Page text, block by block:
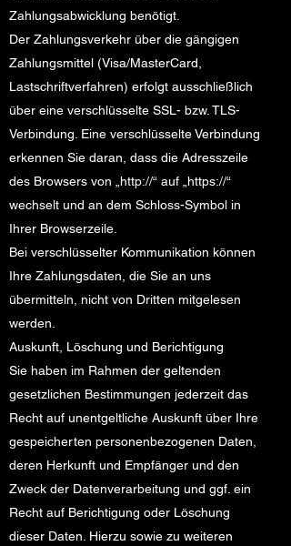
Zahlungsabwicklung benötigt.
Der Zahlungsverkehr über die gängigen
Zahlungsmittel (Visa/MasterCard,
Lastschriftverfahren) erfolgt ausschließlich
über eine verschlüsselte SSL- bzw. TLS-
Verbindung. Eine verschlüsselte Verbindung
erkennen Sie daran, dass die Adresszeile
des Browsers von „http://“ auf „https://“
wechselt und an dem Schloss-Symbol in
Ihrer Browserzeile.
Bei verschlüsselter Kommunikation können
Ihre Zahlungsdaten, die Sie an uns
übermitteln, nicht von Dritten mitgelesen
werden.
Auskunft, Löschung und Berichtigung
Sie haben im Rahmen der geltenden
gesetzlichen Bestimmungen jederzeit das
Recht auf unentgeltliche Auskunft über Ihre
gespeicherten personenbezogenen Daten,
deren Herkunft und Empfänger und den
Zweck der Datenverarbeitung und ggf. ein
Recht auf Berichtigung oder Löschung
dieser Daten. Hierzu sowie zu weiteren